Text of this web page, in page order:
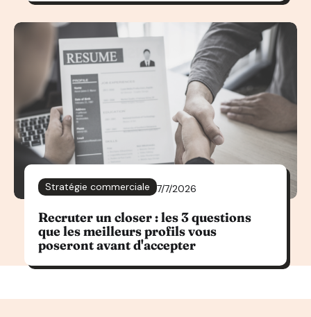
Stratégie commerciale 7/7/2026
Recruter un closer : les 3 questions
que les meilleurs profils vous
poseront avant d'accepter